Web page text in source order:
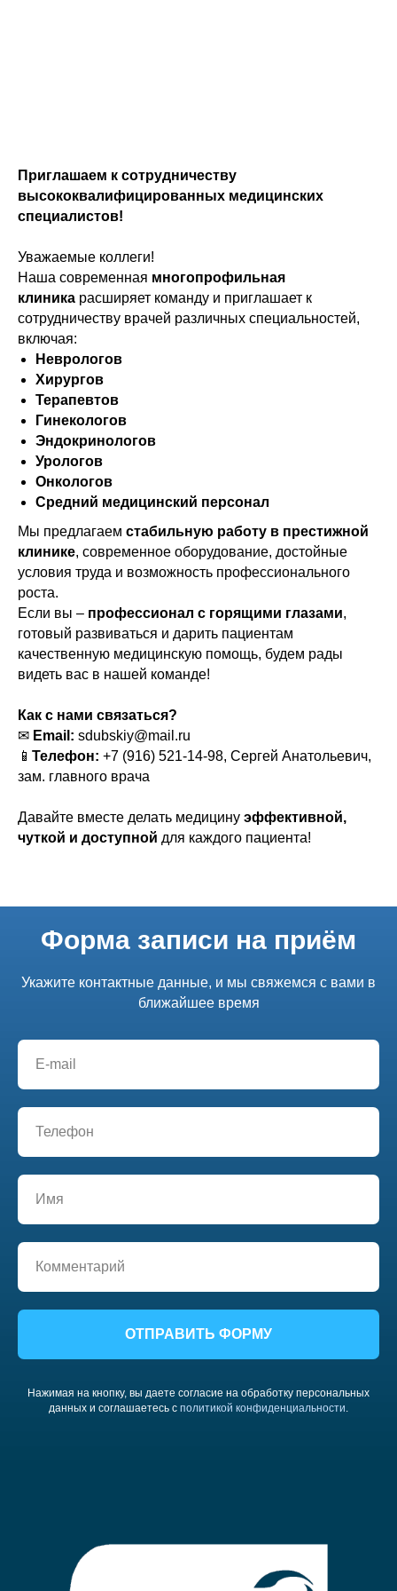
Приглашаем к сотрудничеству
высококвалифицированных медицинских
специалистов!
Уважаемые коллеги!
Наша современная многопрофильная
клиника расширяет команду и приглашает к
сотрудничеству врачей различных специальностей,
включая:
Неврологов
Хирургов
Терапевтов
Гинекологов
Эндокринологов
Урологов
Онкологов
Средний медицинский персонал
Мы предлагаем стабильную работу в престижной
клинике, современное оборудование, достойные
условия труда и возможность профессионального
роста.
Если вы – профессионал с горящими глазами,
готовый развиваться и дарить пациентам
качественную медицинскую помощь, будем рады
видеть вас в нашей команде!
Как с нами связаться?
✉ Email: sdubskiy@mail.ru
📱 Телефон: +7 (916) 521-14-98, Сергей Анатольевич,
зам. главного врача
Давайте вместе делать медицину эффективной,
чуткой и доступной для каждого пациента!
Форма записи на приём
Укажите контактные данные, и мы свяжемся с вами в
ближайшее время
ОТПРАВИТЬ ФОРМУ
Нажимая на кнопку, вы даете согласие на обработку персональных
данных и соглашаетесь c политикой конфиденциальности